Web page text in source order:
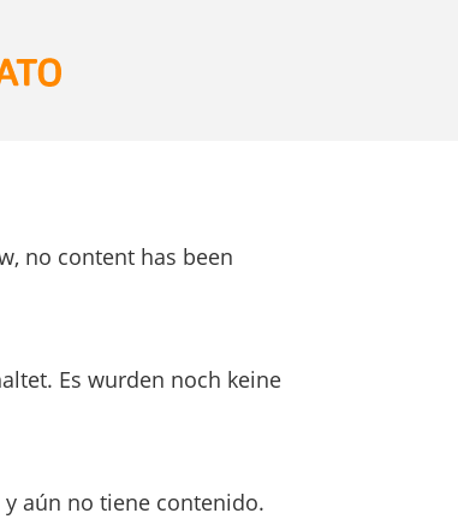
no content has been
Es wurden noch keine
y aún no tiene contenido.